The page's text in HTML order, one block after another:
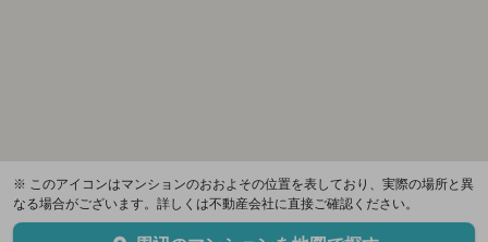
※ このアイコンはマンションのおおよその位置を表しており、実際の場所と異
なる場合がございます。詳しくは不動産会社に直接ご確認ください。